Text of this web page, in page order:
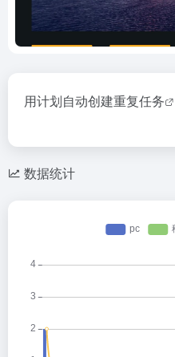
用计划自动创建重复任务
数据统计